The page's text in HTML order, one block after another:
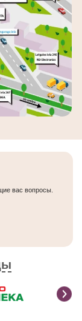
вас вопросы.